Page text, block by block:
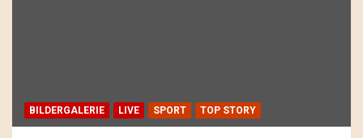
BILDERGALERIE LIVE SPORT TOP STORY